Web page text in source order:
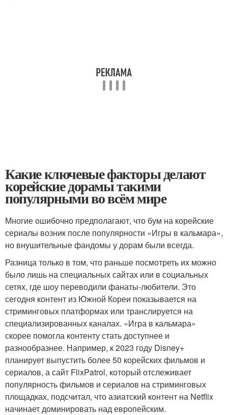
Какие ключевые факторы делают
корейские дорамы такими
популярными во всём мире
Многие ошибочно предполагают, что бум на корейские
сериалы возник после популярности «Игры в кальмара»,
но внушительные фандомы у дорам были всегда.
Разница только в том, что раньше посмотреть их можно
было лишь на специальных сайтах или в социальных
сетях, где шоу переводили фанаты-любители. Это
сегодня контент из Южной Кореи показывается на
стриминговых платформах или транслируется на
специализированных каналах. «Игра в кальмара»
скорее помогла контенту стать доступнее и
разнообразнее. Например, к 2023 году Disney+
планирует выпустить более 50 корейских фильмов и
сериалов, а сайт FlixPatrol, который отслеживает
популярность фильмов и сериалов на стриминговых
площадках, подсчитал, что азиатский контент на Netflix
начинает доминировать над европейским.